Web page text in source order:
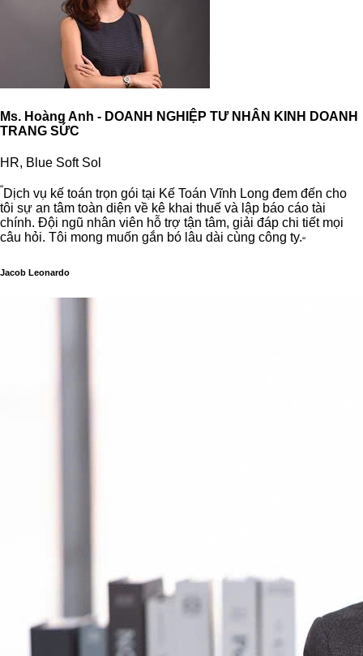
Ms. Hoàng Anh - DOANH NGHIỆP TƯ NHÂN KINH DOANH
TRANG SỨC
HR, Blue Soft Sol
“Dịch vụ kế toán trọn gói tại Kế Toán Vĩnh Long đem đến cho
tôi sự an tâm toàn diện về kê khai thuế và lập báo cáo tài
chính. Đội ngũ nhân viên hỗ trợ tận tâm, giải đáp chi tiết mọi
câu hỏi. Tôi mong muốn gắn bó lâu dài cùng công ty.“
Jacob Leonardo